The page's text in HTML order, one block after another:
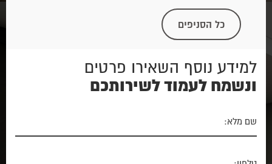
כל הסניפים
למידע נוסף השאירו פרטים
ונשמח לעמוד לשירותכם